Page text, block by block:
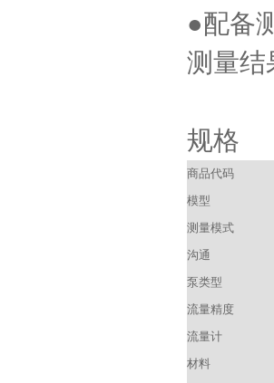
●配备
测量结
规格
商品代码
模型
测量模式
沟通
泵类型
流量精度
流量计
材料